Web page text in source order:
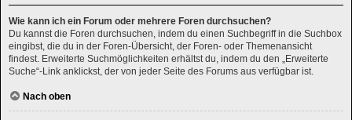
Wie kann ich ein Forum oder mehrere Foren durchsuchen?
Du kannst die Foren durchsuchen, indem du einen Suchbegriff in die Suchbox
eingibst, die du in der Foren-Übersicht, der Foren- oder Themenansicht
findest. Erweiterte Suchmöglichkeiten erhältst du, indem du den „Erweiterte
Suche“-Link anklickst, der von jeder Seite des Forums aus verfügbar ist.
Nach oben